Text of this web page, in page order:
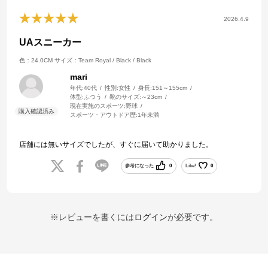
2026.4.9
UAスニーカー
色：24.0CM サイズ：Team Royal / Black / Black
mari
年代:40代 性別:女性 身長:151～155cm
体型: ふつう 靴のサイズ: ～23cm
現在実施のスポーツ:野球
スポーツ・アウトドア歴:1年未満
店舗には無いサイズでしたが、すぐに届いて助かりました。
参考になった 0 Like! 0
※レビューを書くにはログインが必要です。